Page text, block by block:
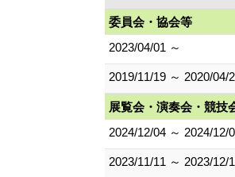
委員会・協会等
2023/04/01 ～
2019/11/19 ～ 2020/04/
展覧会・演奏会・競技
2024/12/04 ～ 2024/12/
2023/11/11 ～ 2023/12/